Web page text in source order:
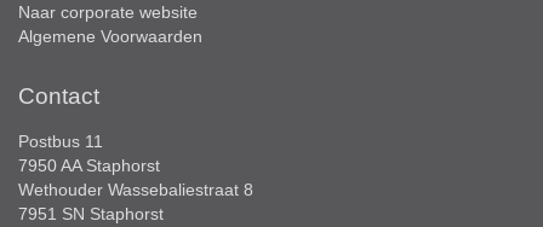
Naar corporate website
Algemene Voorwaarden
Contact
Postbus 11
7950 AA Staphorst
Wethouder Wassebaliestraat 8
7951 SN Staphorst